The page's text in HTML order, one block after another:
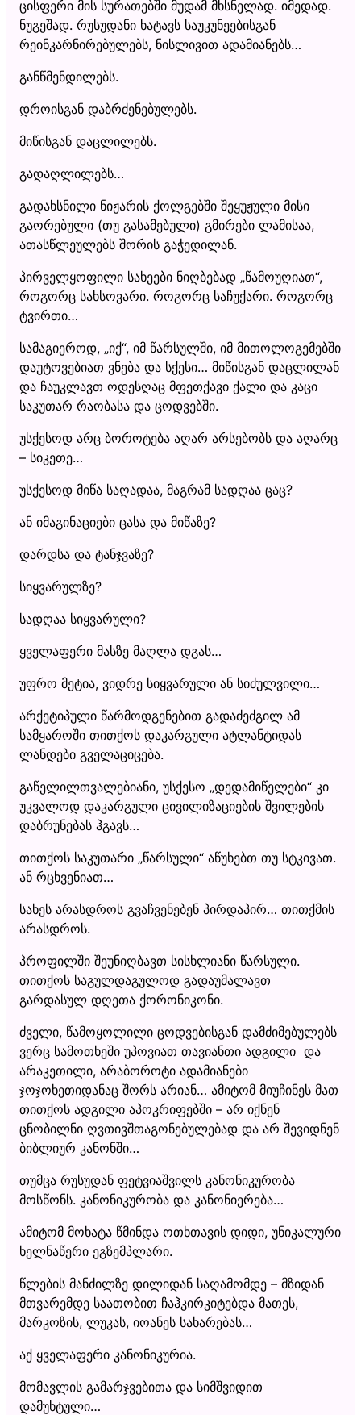
ცისფერი მის სურათებში მუდამ მხსნელად. იმედად.
ნუგეშად. რუსუდანი ხატავს საუკუნეებისგან
რეინკარნირებულებს, ნისლივით ადამიანებს…
განწმენდილებს.
დროისგან დაბრძენებულებს.
მიწისგან დაცლილებს.
გადაღლილებს…
გადახსნილი ნიჟარის ქოლგებში შეყუჟული მისი
გაორებული (თუ გასამებული) გმირები ლამისაა,
ათასწლეულებს შორის გაჭედილან.
პირველყოფილი სახეები ნიღბებად „წამოუღიათ“,
როგორც სახსოვარი. როგორც საჩუქარი. როგორც
ტვირთი…
სამაგიეროდ, „იქ“, იმ წარსულში, იმ მითოლოგემებში
დაუტოვებიათ ვნება და სქესი… მიწისგან დაცლილან
და ჩაუკლავთ ოდესღაც მფეთქავი ქალი და კაცი
საკუთარ რაობასა და ცოდვებში.
უსქესოდ არც ბოროტება აღარ არსებობს და აღარც
– სიკეთე…
უსქესოდ მიწა საღადაა, მაგრამ სადღაა ცაც?
ან იმაგინაციები ცასა და მიწაზე?
დარდსა და ტანჯვაზე?
სიყვარულზე?
სადღაა სიყვარული?
ყველაფერი მასზე მაღლა დგას…
უფრო მეტია, ვიდრე სიყვარული ან სიძულვილი…
არქეტიპული წარმოდგენებით გადაძეძგილ ამ
სამყაროში თითქოს დაკარგული ატლანტიდას
ლანდები გველაციცება.
გაწელილთვალებიანი, უსქესო „დედამიწელები“ კი
უკვალოდ დაკარგული ცივილიზაციების შვილების
დაბრუნებას ჰგავს…
თითქოს საკუთარი „წარსული“ აწუხებთ თუ სტკივათ.
ან რცხვენიათ…
სახეს არასდროს გვაჩვენებენ პირდაპირ… თითქმის
არასდროს.
პროფილში შეუნიღბავთ სისხლიანი წარსული.
თითქოს საგულდაგულოდ გადაუმალავთ
გარდასულ დღეთა ქორონიკონი.
ძველი, წამოყოლილი ცოდვებისგან დამძიმებულებს
ვერც სამოთხეში უპოვიათ თავიანთი ადგილი და
არაკეთილი, არაბოროტი ადამიანები
ჯოჯოხეთიდანაც შორს არიან… ამიტომ მიუჩინეს მათ
თითქოს ადგილი აპოკრიფებში – არ იქნენ
ცნობილნი ღვთივშთაგონებულებად და არ შევიდნენ
ბიბლიურ კანონში…
თუმცა რუსუდან ფეტვიაშვილს კანონიკურობა
მოსწონს. კანონიკურობა და კანონიერება…
ამიტომ მოხატა წმინდა ოთხთავის დიდი, უნიკალური
ხელნაწერი ეგზემპლარი.
წლების მანძილზე დილიდან საღამომდე – მზიდან
მთვარემდე საათობით ჩაჰკირკიტებდა მათეს,
მარკოზის, ლუკას, იოანეს სახარებას…
აქ ყველაფერი კანონიკურია.
მომავლის გამარჯვებითა და სიმშვიდით
დამუხტული…